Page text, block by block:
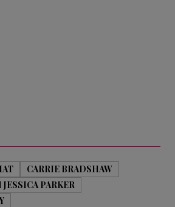
CARRIE BRADSHAW
JESSICA PARKER